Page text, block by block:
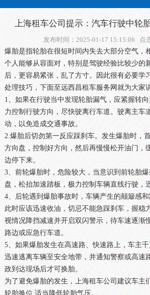
上海租车公司提示：汽车行驶中轮
发布时间：2025-01-17 15:15:06 点
爆胎是指轮胎在很短时间内失去大部分空气，
个人能够从容面对，特别是驾驶经验比较少的
后，更容易紧张，乱了方寸。因此很有必要学
处理技巧，下面至远西昌租车服务网就为大家
1、如果在行驶当中发现轮胎漏气，应紧握转
力控制行驶方向，尽快驶离行车道。驶离主车
动，以免造成交通事故。
2.爆胎后切勿第一反应踩刹车。发生爆胎时，
方向盘，控制好方向，然后再慢慢松开油门，
边停下来。
3、前轮爆胎时，危险较大，当意识到前轮胎
盘，松抬加速踏板，极力控制车辆直线行驶，
4、后轮遇到爆胎事故时，车辆产生的颠簸感和
此时应该迅速收油，切忌不能急踩刹车，握稳
视情况降挡减速并开启双闪警示，待车速逐渐
路边或应急行车道。
5、如果爆胎发生在高速路、快速路上，车主
迅速逃离车辆至安全地带，并通知警察或高速
政到达现场后才可换胎。
为了避免爆胎的发生，上海租车公司建议车主
轮胎换位,适当降低轮胎气压。